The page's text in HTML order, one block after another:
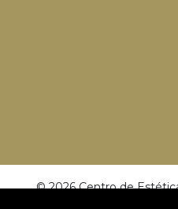
© 2026 Centro de